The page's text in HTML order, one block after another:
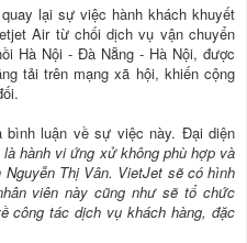
lại sự việc hành khách khuyết
Air từ chối dịch vụ vận chuyển
Hà Nội - Đà Nẵng - Hà Nội, được
tải trên mạng xã hội, khiến cộng
luận về sự việc này. Đại diện
hành vi ứng xử không phù hợp và
Thị Vân. VietJet sẽ có hình
viên này cũng như sẽ tổ chức
công tác dịch vụ khách hàng, đặc